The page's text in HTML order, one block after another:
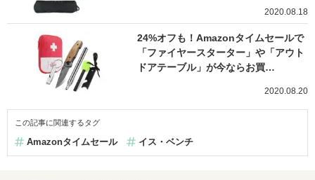
2020.08.18
24%オフも！Amazonタイムセールで
「ファイヤースターター」や「アウト
ドアテーブル」が今ならお買…
2020.08.20
この記事に関連するタグ
Amazonタイムセール イス・ベンチ